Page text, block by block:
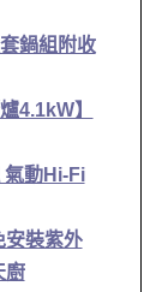
鍋組附收
4.1kW】
氣動Hi-Fi
安裝紫外
廚